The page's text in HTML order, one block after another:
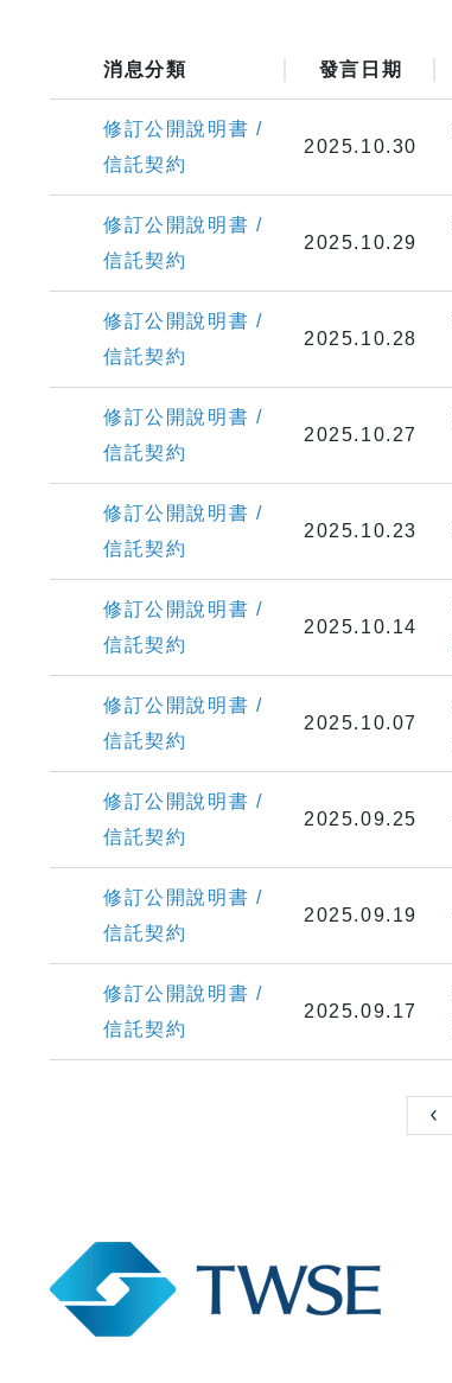
消息分類 發言日期
修訂公開說明書 /
信託契約
2025.10.30
修訂公開說明書 /
信託契約
2025.10.29
修訂公開說明書 /
信託契約
2025.10.28
修訂公開說明書 /
信託契約
2025.10.27
修訂公開說明書 /
信託契約
2025.10.23
修訂公開說明書 /
信託契約
2025.10.14
修訂公開說明書 /
信託契約
2025.10.07
修訂公開說明書 /
信託契約
2025.09.25
修訂公開說明書 /
信託契約
2025.09.19
修訂公開說明書 /
信託契約
2025.09.17